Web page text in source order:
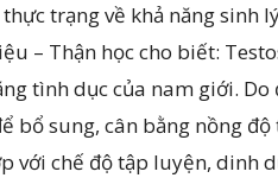
trạng về khả năng sinh
– Thận học cho biết:
tình dục của nam giới.
bổ sung, cân bằng nồng
với chế độ tập luyện, dinh